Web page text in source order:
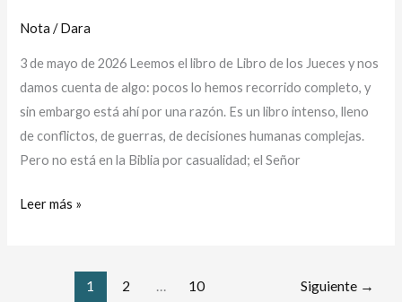
Nota /Dara
3 de mayo de 2026 Leemos el libro de Libro de los Jueces y nos
damos cuenta de algo: pocos lo hemos recorrido completo, y
sin embargo está ahí por una razón. Es un libro intenso, lleno
de conflictos, de guerras, de decisiones humanas complejas.
Pero no está en la Biblia por casualidad; el Señor
Leer más »
1 2 … 10 Siguiente →